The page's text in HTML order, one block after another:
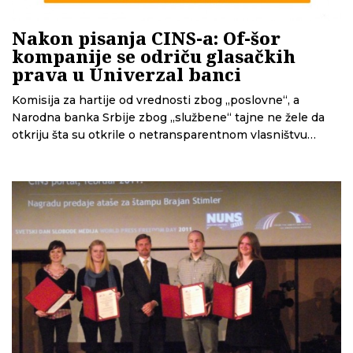
Nakon pisanja CINS-a: Of-šor
kompanije se odriču glasačkih
prava u Univerzal banci
Komisija za hartije od vrednosti zbog „poslovne“, a
Narodna banka Srbije zbog „službene“ tajne ne žele da
otkriju šta su otkrile o netransparentnom vlasništvu